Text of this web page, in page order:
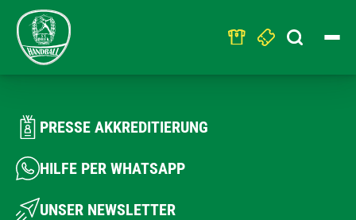
Search
for:
PRESSE AKKREDITIERUNG
HILFE PER WHATSAPP
UNSER NEWSLETTER